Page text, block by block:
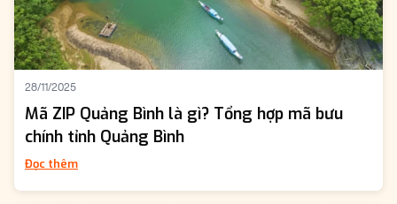
28/11/2025
Mã ZIP Quảng Bình là gì? Tổng hợp mã bưu
chính tỉnh Quảng Bình
Đọc thêm